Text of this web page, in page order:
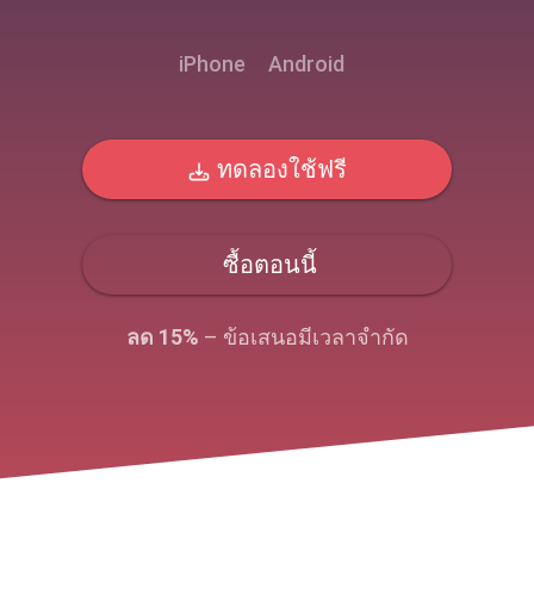
iPhone Android
ทดลองใช้ฟรี
ซื้อตอนนี้
ลด 15% – ข้อเสนอมีเวลาจํากัด